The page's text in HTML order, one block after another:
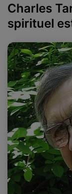
Charles
spirituel